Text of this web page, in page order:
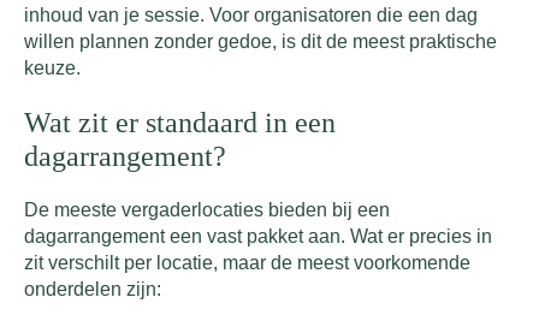
inhoud van je sessie. Voor organisatoren die een dag
willen plannen zonder gedoe, is dit de meest praktische
keuze.
Wat zit er standaard in een
dagarrangement?
De meeste vergaderlocaties bieden bij een
dagarrangement een vast pakket aan. Wat er precies in
zit verschilt per locatie, maar de meest voorkomende
onderdelen zijn: